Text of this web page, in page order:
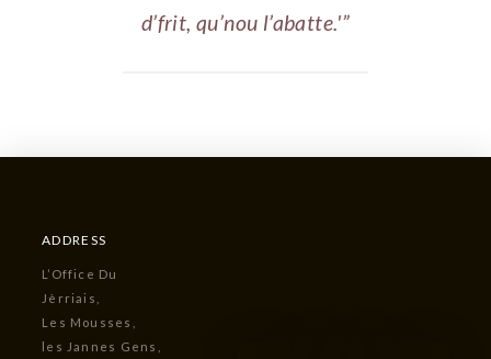
d’frit, qu’nou l’abatte.'”
ADDRESS
L’Office Du
Jèrriais,
Les Mousses,
les Jannes Gens,